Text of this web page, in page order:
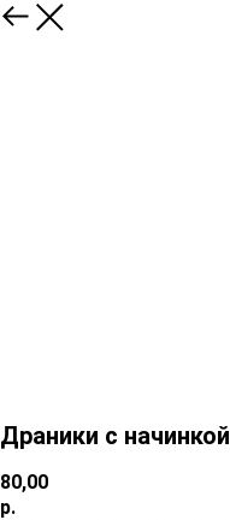
Драники с начинкой
80,00
р.